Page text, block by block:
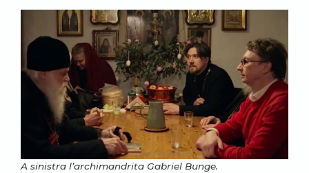
A sinistra l’archimandrita Gabriel Bunge.